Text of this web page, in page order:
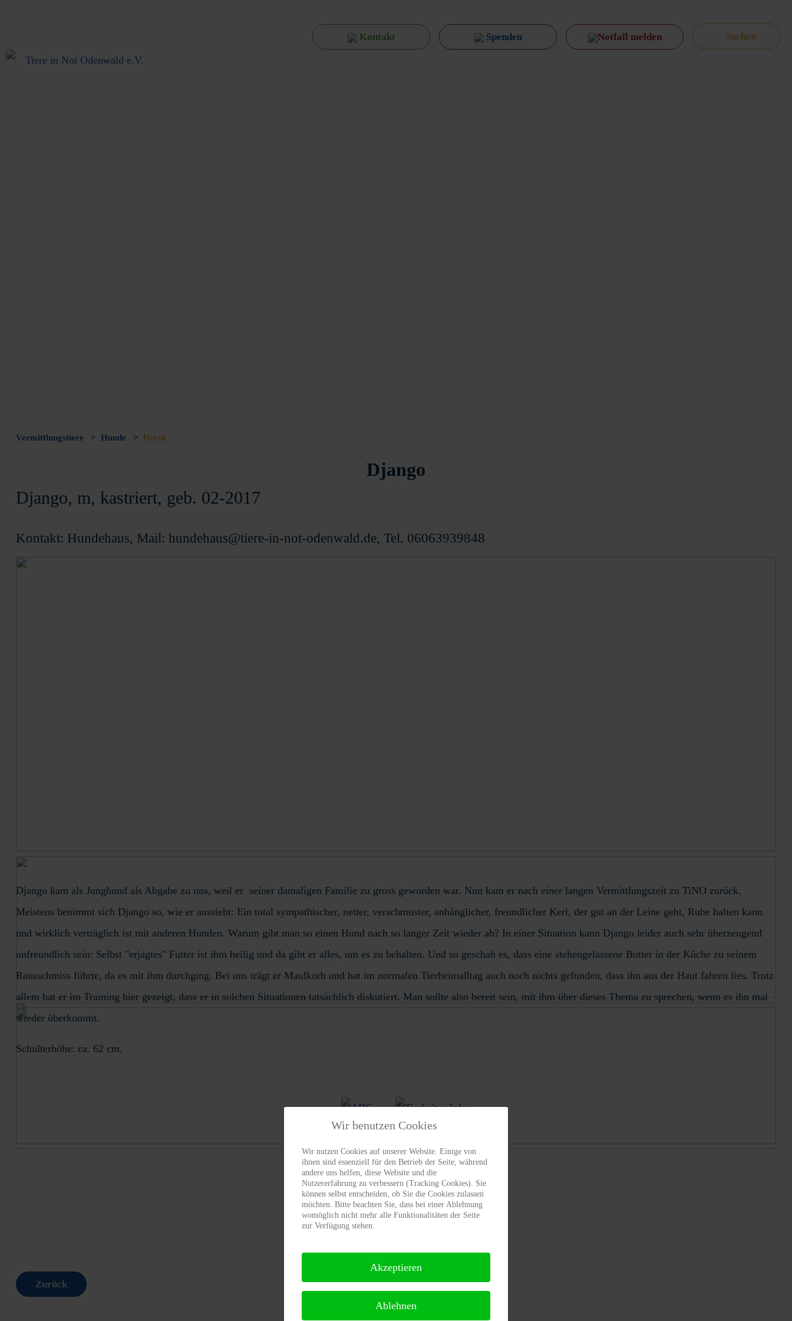
Kontakt Spenden Notfall melden
Vermittlungstiere > Hunde > Detail
Django
Django, m, kastriert, geb. 02-2017
Kontakt: Hundehaus, Mail: hundehaus@tiere-in-not-odenwald.de, Tel. 06063939848
Django kam als Junghund als Abgabe zu uns, weil er seiner damaligen Familie zu gross geworden war. Nun kam er nach einer langen Vermittlungszeit zu TiNO zurück.
Meistens benimmt sich Django so, wie er aussieht: Ein total sympathischer, netter, verschmuster, anhänglicher, freundlicher Kerl, der gut an der Leine geht, Ruhe halten kann
und wirklich verträglich ist mit anderen Hunden. Warum gibt man so einen Hund nach so langer Zeit wieder ab? In einer Situation kann Django leider auch sehr überzeugend
unfreundlich sein: Selbst "erjagtes" Futter ist ihm heilig und da gibt er alles, um es zu behalten. Und so geschah es, dass eine stehengelassene Butter in der Küche zu seinem
Rausschmiss führte, da es mit ihm durchging. Bei uns trägt er Maulkorb und hat im normalen Tierheimalltag auch noch nichts gefunden, dass ihn aus der Haut fahren lies. Trotz
allem hat er im Training hier gezeigt, dass er in solchen Situationen tatsächlich diskutiert. Man sollte also bereit sein, mit ihm über dieses Thema zu sprechen, wenn es ihn mal
wieder überkommt.
Schulterhöhe: ca. 62 cm.
Vermittlungs
Tierhalter
Vermittlungs-
bogen
Spenden/
Patenschaften
Zurück
Wir benutzen Cookies
Wir nutzen Cookies auf unserer Website. Einige von
ihnen sind essenziell für den Betrieb der Seite, während
andere uns helfen, diese Website und die
Nutzererfahrung zu verbessern (Tracking Cookies). Sie
können selbst entscheiden, ob Sie die Cookies zulassen
möchten. Bitte beachten Sie, dass bei einer Ablehnung
womöglich nicht mehr alle Funktionalitäten der Seite
zur Verfügung stehen.
Akzeptieren
Ablehnen